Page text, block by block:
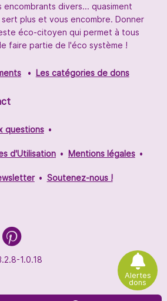
Alertes
dons
divers... quasiment
plus et vous encombre. Donner
éco-citoyen qui permet à tous
faire partie de l'éco système !
Les catégories de dons
questions
d'Utilisation Mentions légales
Soutenez-nous !
1.0.18